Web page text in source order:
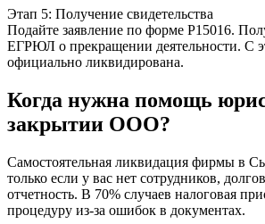
Этап 5: Получение свидетельства
Подайте заявление по форме Р15016.
ЕГРЮЛ о прекращении деятельности. С
официально ликвидирована.
Когда нужна помощь
закрытии ООО?
Самостоятельная ликвидация фирмы в
только если у вас нет сотрудников,
отчетность. В 70% случаев налоговая
процедуру из-за ошибок в документах.